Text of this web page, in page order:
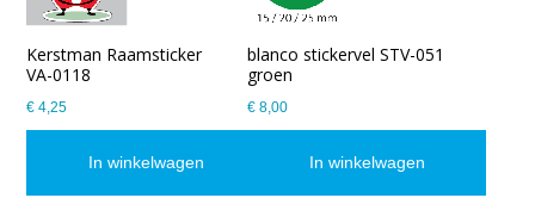
Kerstman Raamsticker
VA-0118
€ 4,25
In winkelwagen
blanco stickervel STV-051
groen
€ 8,00
In winkelwagen